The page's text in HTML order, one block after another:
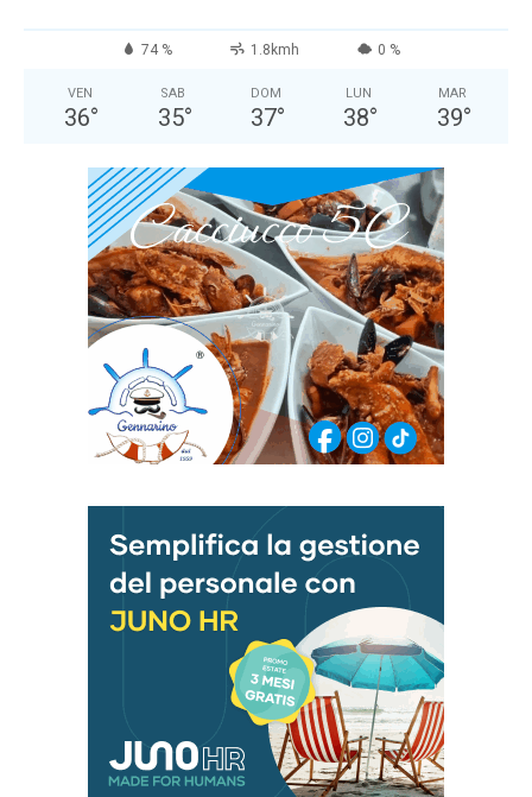
74 % 1.8kmh 0 %
VEN
36°
SAB
35°
DOM
37°
LUN
38°
MAR
39°